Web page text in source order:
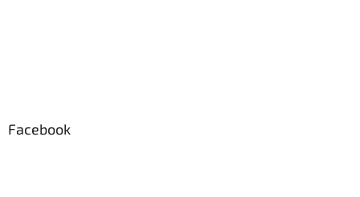
Facebook